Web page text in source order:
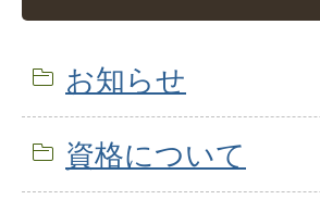
お知らせ
資格について